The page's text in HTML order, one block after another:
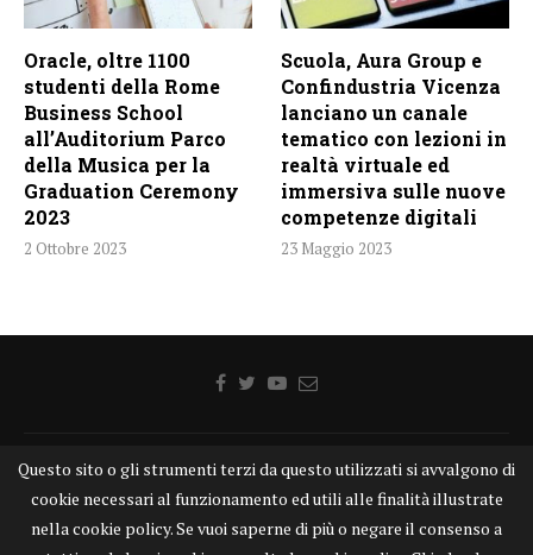
Oracle, oltre 1100
studenti della Rome
Business School
all’Auditorium Parco
della Musica per la
Graduation Ceremony
2023
2 Ottobre 2023
Scuola, Aura Group e
Confindustria Vicenza
lanciano un canale
tematico con lezioni in
realtà virtuale ed
immersiva sulle nuove
competenze digitali
23 Maggio 2023
Home Chi siamo Disclaimer Cookie Contatti
Privacy Policy KONGTV
KONGnews ©KONG Comunicazione s.r.l. - P.IVA: 15049871005
Questo sito o gli strumenti terzi da questo utilizzati si avvalgono di
cookie necessari al funzionamento ed utili alle finalità illustrate
nella cookie policy. Se vuoi saperne di più o negare il consenso a